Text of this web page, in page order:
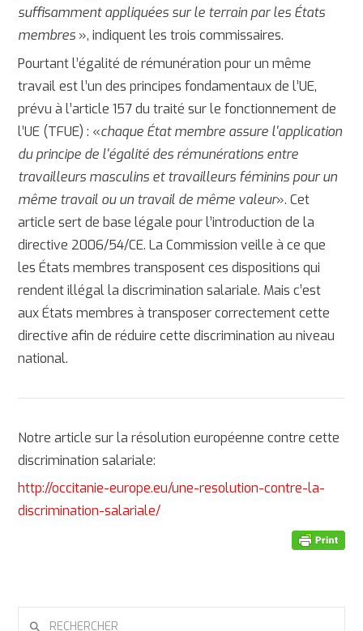
suffisamment appliquées sur le terrain par les États
membres », indiquent les trois commissaires.
Pourtant l’égalité de rémunération pour un même
travail est l’un des principes fondamentaux de l’UE,
prévu à l’article 157 du traité sur le fonctionnement de
l’UE (TFUE) : «chaque État membre assure l'application
du principe de l'égalité des rémunérations entre
travailleurs masculins et travailleurs féminins pour un
même travail ou un travail de même valeur». Cet
article sert de base légale pour l’introduction de la
directive 2006/54/CE. La Commission veille à ce que
les États membres transposent ces dispositions qui
rendent illégal la discrimination salariale. Mais c’est
aux États membres à transposer correctement cette
directive afin de réduire cette discrimination au niveau
national.
Notre article sur la résolution européenne contre cette
discrimination salariale:
http://occitanie-europe.eu/une-resolution-contre-la-
discrimination-salariale/